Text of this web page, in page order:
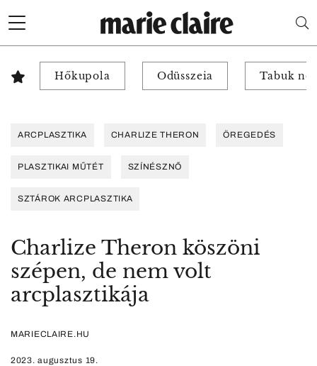
Hőkupola Odüsszeia Tabuk
ARCPLASZTIKA CHARLIZE THERON ÖREGEDÉS
PLASZTIKAI MŰTÉT SZÍNÉSZNŐ
SZTÁROK ARCPLASZTIKA
Charlize Theron köszöni
szépen, de nem volt
arcplasztikája
MARIECLAIRE.HU
2023. augusztus 19.